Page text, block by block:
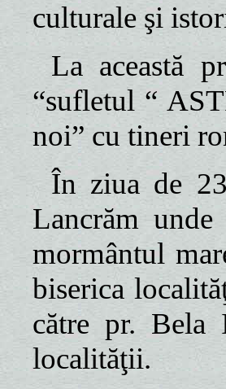
culturale şi
La această
“sufletul “
noi” cu tineri
În ziua de
Lancrăm
mormântul
biserica
către pr. Bela
localităţii.